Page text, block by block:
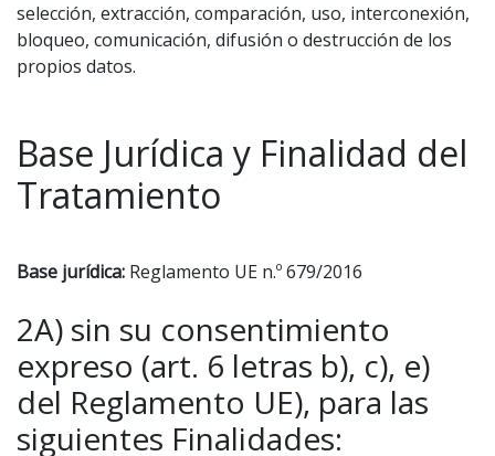
selección, extracción, comparación, uso, interconexión,
bloqueo, comunicación, difusión o destrucción de los
propios datos.
Base Jurídica y Finalidad del
Tratamiento
Base jurídica: Reglamento UE n.º 679/2016
2A) sin su consentimiento
expreso (art. 6 letras b), c), e)
del Reglamento UE), para las
siguientes Finalidades: